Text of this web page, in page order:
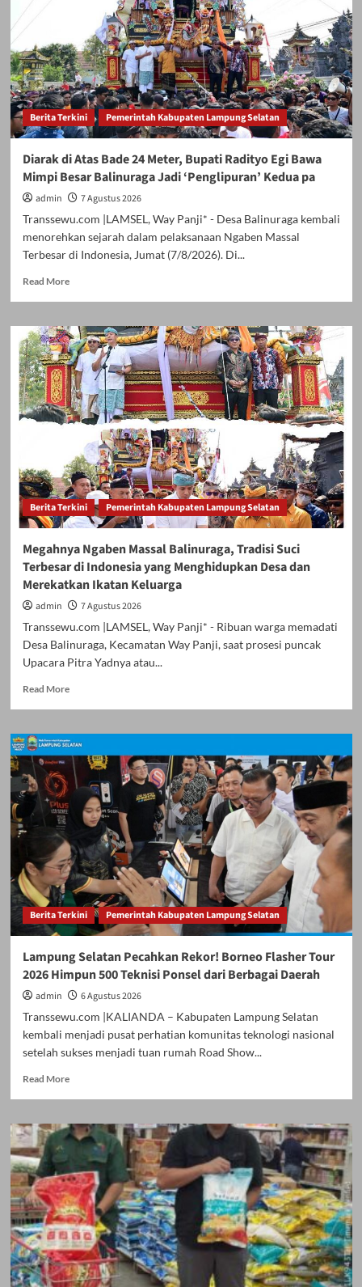
Balinuraga
Memikat
Turis
Italia
dan
Puluhan
Ribu
Pengunjung
Berita Terkini Pemerintah Kabupaten Lampung Selatan
Diarak di Atas Bade 24 Meter, Bupati Radityo Egi Bawa
Mimpi Besar Balinuraga Jadi ‘Penglipuran’ Kedua pa
admin
7 Agustus 2026
Transsewu.com |LAMSEL, Way Panji* - Desa Balinuraga kembali
menorehkan sejarah dalam pelaksanaan Ngaben Massal
Terbesar di Indonesia, Jumat (7/8/2026). Di...
Read MoreRead
Diarak
di
Atas
Bade
24
Meter,
Bupati
Radityo
Bawa
Mimpi
Besar
Balinuraga
Jadi
Kedua
pa
Berita Terkini Pemerintah Kabupaten Lampung Selatan
Megahnya Ngaben Massal Balinuraga, Tradisi Suci
Terbesar di Indonesia yang Menghidupkan Desa dan
Merekatkan Ikatan Keluarga
admin
7 Agustus 2026
Transsewu.com |LAMSEL, Way Panji* - Ribuan warga memadati
Desa Balinuraga, Kecamatan Way Panji, saat prosesi puncak
Upacara Pitra Yadnya atau...
Read MoreRead
Megahnya
Ngaben
Massal
Balinuraga,
Tradisi
Suci
Terbesar
di
Indonesia
yang
Menghidupkan
Desa
dan
Merekatkan
Keluarga
Berita Terkini Pemerintah Kabupaten Lampung Selatan
Lampung Selatan Pecahkan Rekor! Borneo Flasher Tour
2026 Himpun 500 Teknisi Ponsel dari Berbagai Daerah
admin
6 Agustus 2026
Transsewu.com |KALIANDA – Kabupaten Lampung Selatan
kembali menjadi pusat perhatian komunitas teknologi nasional
setelah sukses menjadi tuan rumah Road Show...
Read MoreRead
Lampung
Selatan
Pecahkan
Rekor!
Borneo
Flasher
Tour
2026
Himpun
500
Teknisi